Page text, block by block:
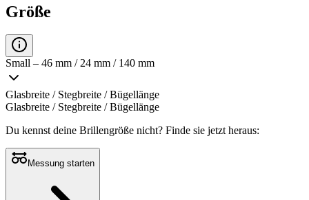
Größe
Small – 46 mm / 24 mm / 140 mm
Glasbreite / Stegbreite / Bügellänge
Glasbreite / Stegbreite / Bügellänge
Du kennst deine Brillengröße nicht? Finde sie jetzt heraus:
Messung starten